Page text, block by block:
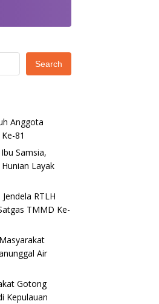
Search
Anggota
81
Samsia,
Layak
RTLH
TMMD Ke-
Air
Gotong
Kepulauan